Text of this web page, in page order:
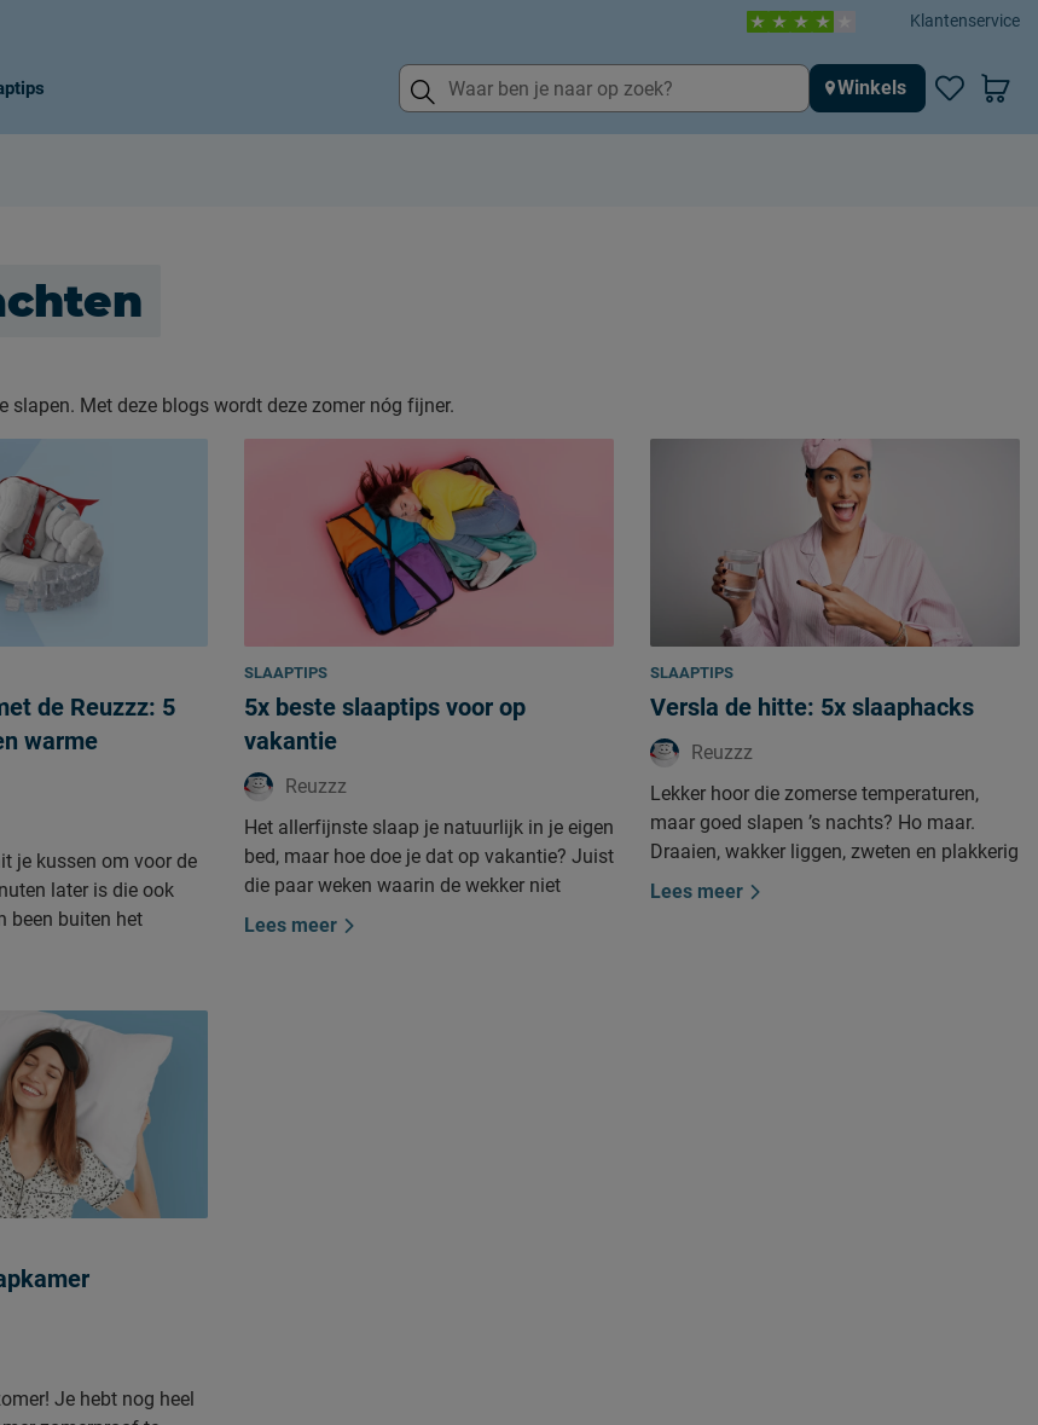
Klantenservice
Winkels
Met deze blogs wordt deze zomer nóg fijner.
de Reuzzz: 5
warme
je kussen om voor de
later is die ook
been buiten het
helpt niet meer. Ik
Normaal gesproken
en cocoonen. Maar
begrijp ik heel
verkoeling zoekt.
mijn favoriete
klinken een beetje
ze werken verrassend
SLAAPTIPS
5x beste slaaptips voor op
vakantie
Reuzzz
Het allerfijnste slaap je natuurlijk in je eigen
bed, maar hoe doe je dat op vakantie? Juist
die paar weken waarin de wekker niet
afgaat, wil je ook lekker slapen. Niet
Lees meer
SLAAPTIPS
Versla de hitte: 5x slaaphacks
Reuzzz
Lekker hoor die zomerse temperaturen,
maar goed slapen ’s nachts? Ho maar.
Draaien, wakker liggen, zweten en plakkerig
beddengoed. Omdat niet iedereen een airco
Lees meer
Je hebt nog heel